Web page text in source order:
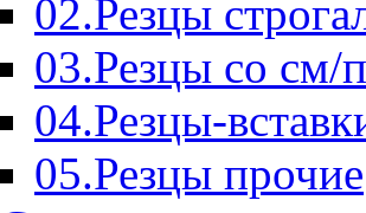
02.Резцы
03.Резцы со см/
04.Резцы-
05.Резцы прочие